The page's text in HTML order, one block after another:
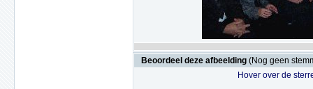
Beoordeel deze afbeelding (Nog geen
Hover over de